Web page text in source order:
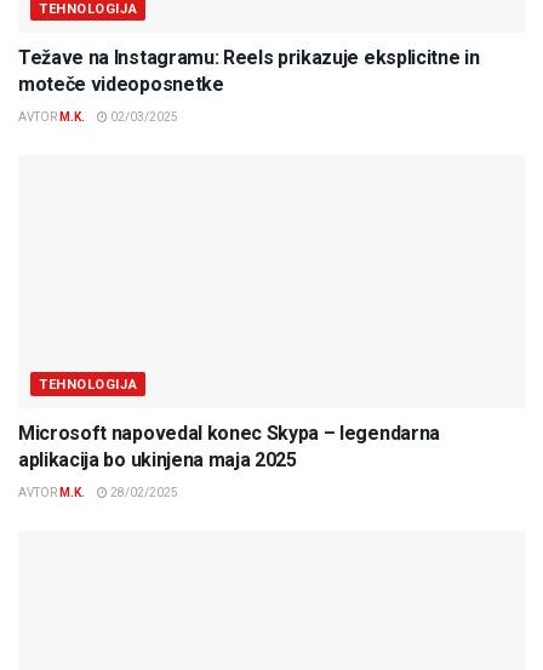
TEHNOLOGIJA
Težave na Instagramu: Reels prikazuje eksplicitne in
moteče videoposnetke
AVTOR M.K. 02/03/2025
TEHNOLOGIJA
Microsoft napovedal konec Skypa – legendarna
aplikacija bo ukinjena maja 2025
AVTOR M.K. 28/02/2025